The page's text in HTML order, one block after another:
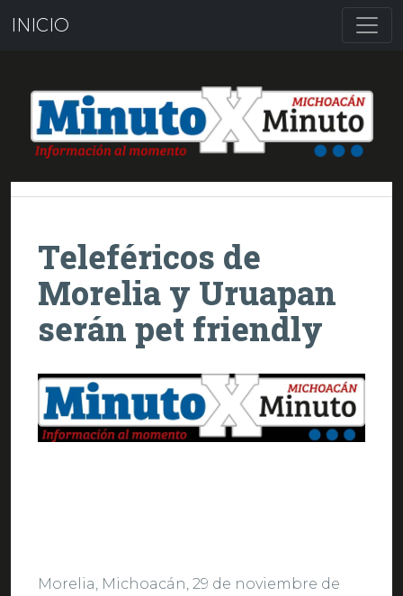
INICIO
Teleféricos de
Morelia y Uruapan
serán pet friendly
Morelia, Michoacán, 29 de noviembre de